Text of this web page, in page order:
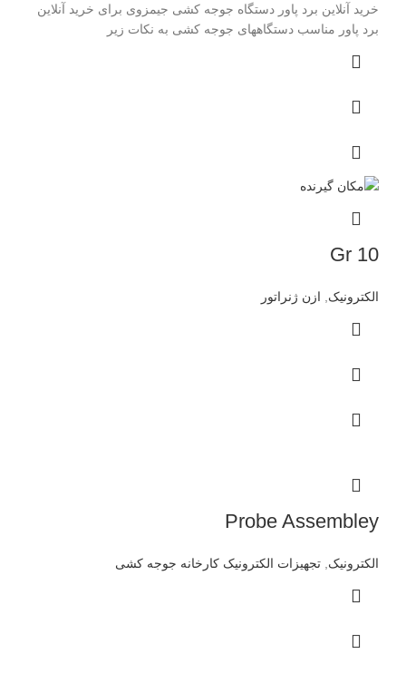
خرید آنلاین برد پاور دستگاه جوجه کشی جیمزوی برای خرید آنلاین
برد پاور مناسب دستگاههای جوجه کشی به نکات زیر
10 Gr
الکترونیک ازن ژنراتور
Probe Assembley
الکترونیک تجهیزات الکترونیک کارخانه جوجه کشی